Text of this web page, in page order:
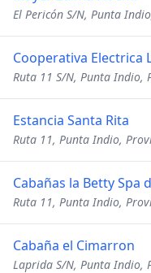
El Pericón S/N, Punta
Cooperativa Electrica
Ruta 11 S/N, Punta Indio,
Estancia Santa Rita
Ruta 11, Punta Indio,
Cabañas la Betty Spa
Ruta 11, Punta Indio,
Cabaña el Cimarron
Laprida S/N, Punta Indio,